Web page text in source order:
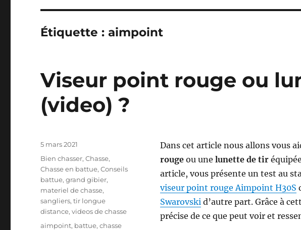
Étiquette :aimpoint
Viseur point rouge ou
(video) ?
Dans cet article nous allons vous
rougeou une lunette de tir
article, vous présente un test au
viseur point rouge Aimpoint H30S
Swarovskid’autre part. Grâce à
précise de ce que peut voir et
P
l
5 mars 2021
C
a
t
é
g
o
Bien chasser,Chasse,
Chasse en battue,Conseils
battue,grand gibier,
materiel de chasse,
sangliers,tir longue
distance,videos de chasse
É
aimpoint, battue,chasse